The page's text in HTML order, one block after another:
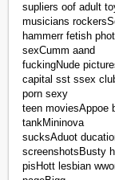
supliers oof adult
musicians
hammerr fetish
sexCumm aand
fuckingNude
capital sst ssex
porn sexy
teen moviesAppoe
tankMininova
sucksAduot
screenshotsBusty
pisHott lesbian